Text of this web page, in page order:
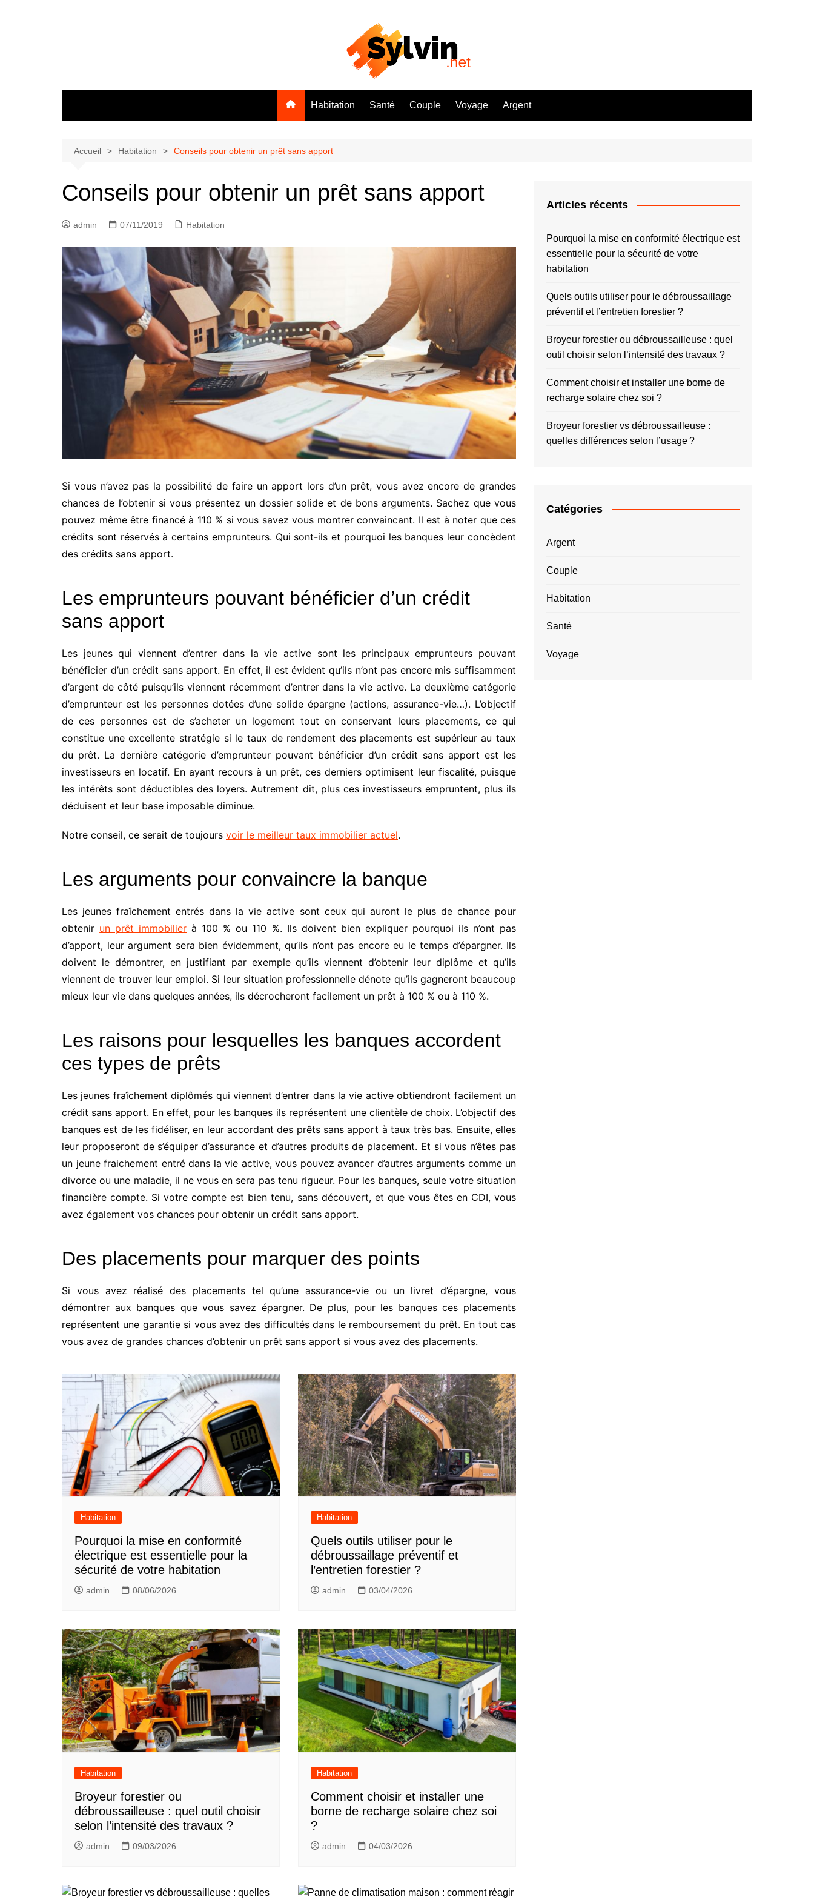
Habitation Santé Couple Voyage Argent
Accueil Habitation Conseils pour obtenir un prêt sans apport
Conseils pour obtenir un prêt sans apport
admin 07/11/2019 Habitation
Si vous n’avez pas la possibilité de faire un apport lors d’un prêt, vous avez encore de grandes
chances de l’obtenir si vous présentez un dossier solide et de bons arguments. Sachez que vous
pouvez même être financé à 110 % si vous savez vous montrer convaincant. Il est à noter que ces
crédits sont réservés à certains emprunteurs. Qui sont-ils et pourquoi les banques leur concèdent
des crédits sans apport.
Les emprunteurs pouvant bénéficier d’un crédit
sans apport
Les jeunes qui viennent d’entrer dans la vie active sont les principaux emprunteurs pouvant
bénéficier d’un crédit sans apport. En effet, il est évident qu’ils n’ont pas encore mis suffisamment
d’argent de côté puisqu’ils viennent récemment d’entrer dans la vie active. La deuxième catégorie
d’emprunteur est les personnes dotées d’une solide épargne (actions, assurance-vie…). L’objectif
de ces personnes est de s’acheter un logement tout en conservant leurs placements, ce qui
constitue une excellente stratégie si le taux de rendement des placements est supérieur au taux
du prêt. La dernière catégorie d’emprunteur pouvant bénéficier d’un crédit sans apport est les
investisseurs en locatif. En ayant recours à un prêt, ces derniers optimisent leur fiscalité, puisque
les intérêts sont déductibles des loyers. Autrement dit, plus ces investisseurs empruntent, plus ils
déduisent et leur base imposable diminue.
Notre conseil, ce serait de toujours voir le meilleur taux immobilier actuel.
Les arguments pour convaincre la banque
Les jeunes fraîchement entrés dans la vie active sont ceux qui auront le plus de chance pour
obtenir un prêt immobilier à 100 % ou 110 %. Ils doivent bien expliquer pourquoi ils n’ont pas
d’apport, leur argument sera bien évidemment, qu’ils n’ont pas encore eu le temps d’épargner. Ils
doivent le démontrer, en justifiant par exemple qu’ils viennent d’obtenir leur diplôme et qu’ils
viennent de trouver leur emploi. Si leur situation professionnelle dénote qu’ils gagneront beaucoup
mieux leur vie dans quelques années, ils décrocheront facilement un prêt à 100 % ou à 110 %.
Les raisons pour lesquelles les banques accordent
ces types de prêts
Les jeunes fraîchement diplômés qui viennent d’entrer dans la vie active obtiendront facilement un
crédit sans apport. En effet, pour les banques ils représentent une clientèle de choix. L’objectif des
banques est de les fidéliser, en leur accordant des prêts sans apport à taux très bas. Ensuite, elles
leur proposeront de s’équiper d’assurance et d’autres produits de placement. Et si vous n’êtes pas
un jeune fraichement entré dans la vie active, vous pouvez avancer d’autres arguments comme un
divorce ou une maladie, il ne vous en sera pas tenu rigueur. Pour les banques, seule votre situation
financière compte. Si votre compte est bien tenu, sans découvert, et que vous êtes en CDI, vous
avez également vos chances pour obtenir un crédit sans apport.
Des placements pour marquer des points
Si vous avez réalisé des placements tel qu’une assurance-vie ou un livret d’épargne, vous
démontrer aux banques que vous savez épargner. De plus, pour les banques ces placements
représentent une garantie si vous avez des difficultés dans le remboursement du prêt. En tout cas
vous avez de grandes chances d’obtenir un prêt sans apport si vous avez des placements.
Navigation
de
l’article
Habitation
Pourquoi la mise en conformité
électrique est essentielle pour la
sécurité de votre habitation
admin 08/06/2026
Habitation
Quels outils utiliser pour le
débroussaillage préventif et
l’entretien forestier ?
admin 03/04/2026
Habitation
Broyeur forestier ou
débroussailleuse : quel outil choisir
selon l’intensité des travaux ?
admin 09/03/2026
Habitation
Comment choisir et installer une
borne de recharge solaire chez soi
?
admin 04/03/2026
Articles récents
Pourquoi la mise en conformité électrique est
essentielle pour la sécurité de votre
habitation
Quels outils utiliser pour le débroussaillage
préventif et l’entretien forestier ?
Broyeur forestier ou débroussailleuse : quel
outil choisir selon l’intensité des travaux ?
Comment choisir et installer une borne de
recharge solaire chez soi ?
Broyeur forestier vs débroussailleuse :
quelles différences selon l’usage ?
Catégories
Argent
Couple
Habitation
Santé
Voyage